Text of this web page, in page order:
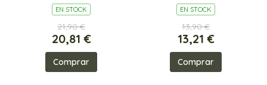
EN STOCK
21,90 €
20,81 €
Comprar
EN STOCK
13,90 €
13,21 €
Comprar